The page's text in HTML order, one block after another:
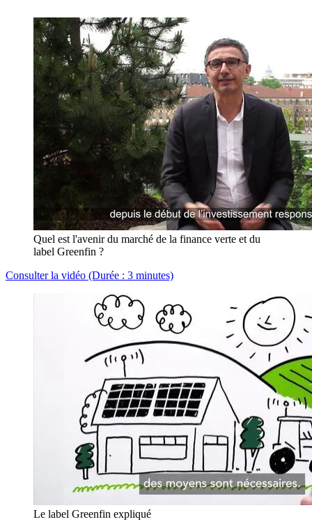
Quel est l'avenir du marché de la finance verte et du
label Greenfin ?
Consulter la vidéo (Durée : 3 minutes)
Le label Greenfin expliqué